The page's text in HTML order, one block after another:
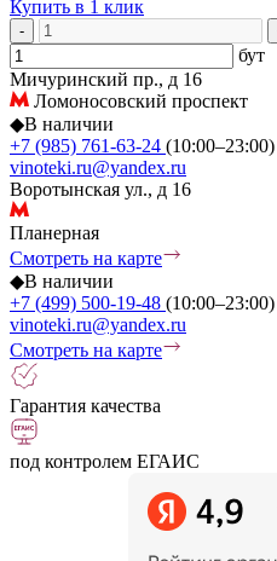
Купить в 1 клик
-
бут
Мичуринский пр., д 16
Ломоносовский проспект
◆В наличии
+7 (985) 761-63-24 (10:00–23:00)
vinoteki.ru@yandex.ru
Воротынская ул., д 16
Планерная
Смотреть на карте
◆В наличии
+7 (499) 500-19-48 (10:00–23:00)
vinoteki.ru@yandex.ru
Смотреть на карте
Гарантия качества
под контролем ЕГАИС